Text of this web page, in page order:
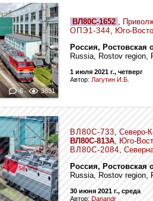
6 3631
ВЛ80С-1652 ,
ОПЭ1-344, Юго-
Россия, Ростовская
Russia, Rostov region,
1 июля 2021 г., четверг
Автор: Лагутин И.Б.
ВЛ80С-733, Северо-
ВЛ80С-813А, Юго-
ВЛ80С-2084,
Россия, Ростовская
Russia, Rostov region,
30 июня 2021 г., среда
Автор: Danandr